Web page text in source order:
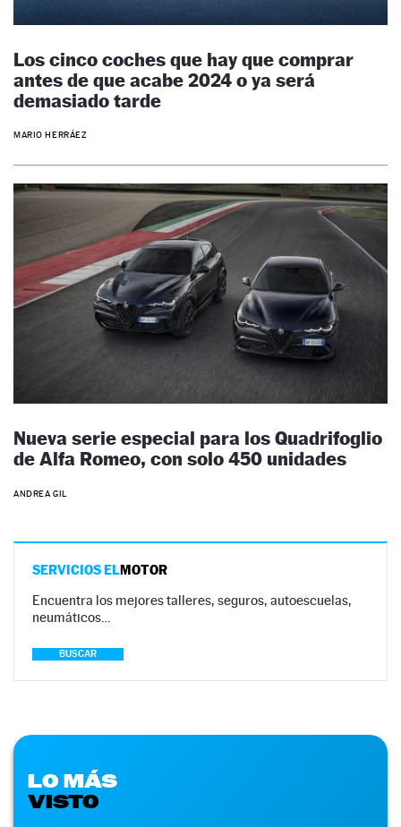
Los cinco coches que hay que comprar
antes de que acabe 2024 o ya será
demasiado tarde
MARIO HERRÁEZ
Nueva serie especial para los Quadrifoglio
de Alfa Romeo, con solo 450 unidades
ANDREA GIL
SERVICIOS ELMOTOR
Encuentra los mejores talleres, seguros, autoescuelas,
neumáticos…
BUSCAR
LO MÁS
VISTO